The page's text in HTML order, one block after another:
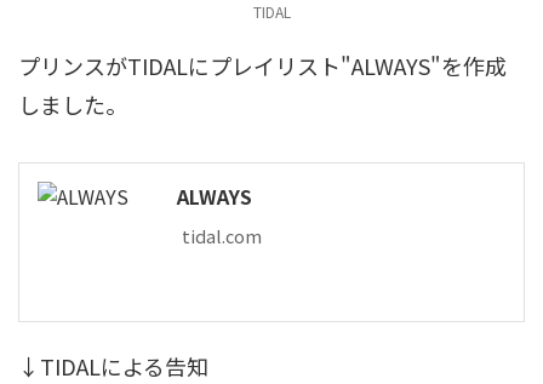
TIDAL
プリンスがTIDALにプレイリスト"ALWAYS"を作成
しました。
ALWAYS
tidal.com
↓TIDALによる告知